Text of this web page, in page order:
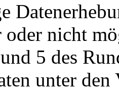
nicht
5 des
unter